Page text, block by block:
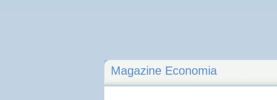
Magazine Economia